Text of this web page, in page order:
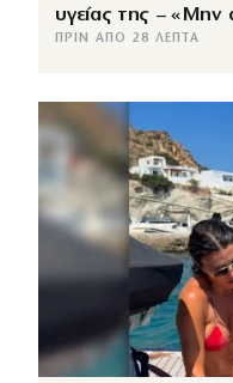
υγείας της – «Μην
ΠΡΙΝ ΑΠΌ 28 ΛΕΠΤΆ